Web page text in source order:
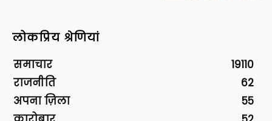
लोकप्रिय श्रेणियां
समाचार
19110
राजनीति
62
अपना ज़िला
55